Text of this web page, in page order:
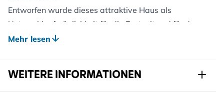
Entworfen wurde dieses attraktive Haus als
Unterschlupfmöglichkeit für die Brutzeit und für den
Winterschlaf. Die Zahl der Igel ist weiterhin
DURCHDACHTES KONZEPT
Mehr lesen
WEITERE INFORMATIONEN